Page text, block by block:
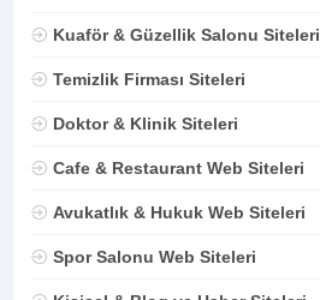
Kuaför & Güzellik Salonu Siteleri
Temizlik Firması Siteleri
Doktor & Klinik Siteleri
Cafe & Restaurant Web Siteleri
Avukatlık & Hukuk Web Siteleri
Spor Salonu Web Siteleri